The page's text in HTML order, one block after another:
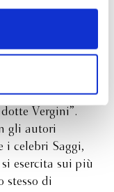
la
tutti” presti
revocare in
1592), nato
Collège de
al
nel
nel suo
Vergini”.
gli autori
i celebri Saggi,
esercita sui più
stesso di